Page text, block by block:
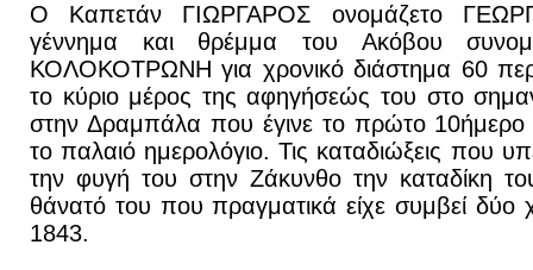
Ο Καπετάν ΓΙΩΡΓΑΡΟΣ ονομάζετο
γέννημα και θρέμμα του Ακόβου
ΚΟΛΟΚΟΤΡΩΝΗ για χρονικό διάστημα 60
το κύριο μέρος της αφηγήσεώς του στο
στην Δραμπάλα που έγινε το πρώτο 10ήμερο
το παλαιό ημερολόγιο. Τις καταδιώξεις που
την φυγή του στην Ζάκυνθο την καταδίκη
θάνατό του που πραγματικά είχε συμβεί δύο
1843.